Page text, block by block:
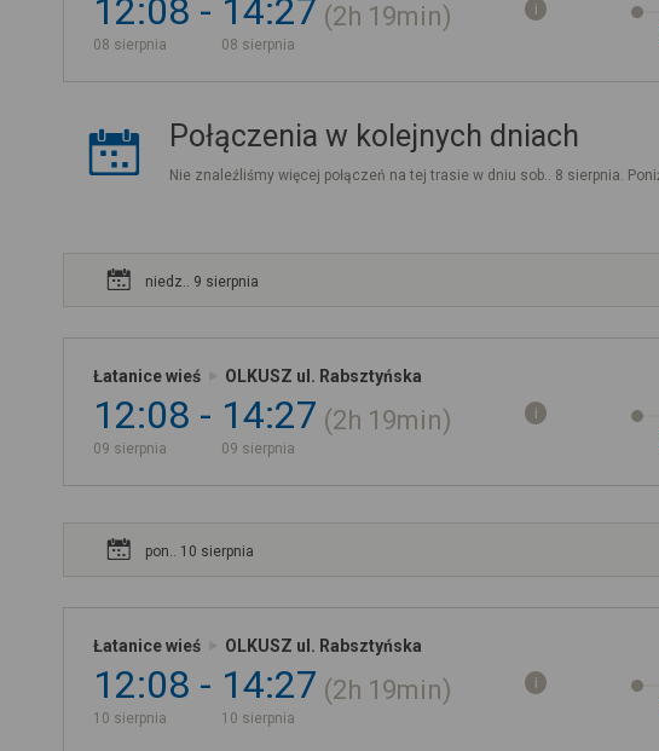
12:08
08 sierpnia
14:27
08 sierpnia
2h 19min
Połączenia w kolejnych dniach
Nie znaleźliśmy więcej połączeń na tej trasie w dniu sob.. 8 sierpnia.
niedz.. 9 sierpnia
Łatanice wieś OLKUSZ ul. Rabsztyńska
12:08
09 sierpnia
14:27
09 sierpnia
2h 19min
pon.. 10 sierpnia
Łatanice wieś OLKUSZ ul. Rabsztyńska
12:08
10 sierpnia
14:27
10 sierpnia
2h 19min